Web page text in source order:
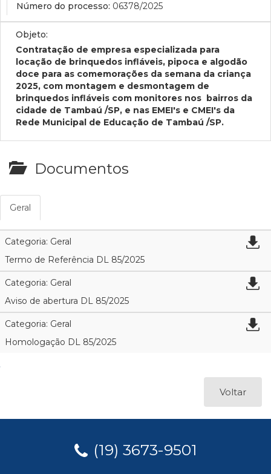
Número do processo: 06378/2025
Objeto:
Contratação de empresa especializada para
locação de brinquedos infláveis, pipoca e algodão
doce para as comemorações da semana da criança
2025, com montagem e desmontagem de
brinquedos infláveis com monitores nos bairros da
cidade de Tambaú /SP, e nas EMEI's e CMEI's da
Rede Municipal de Educação de Tambaú /SP.
Documentos
Geral
Categoria: Geral
Termo de Referência DL 85/2025
Categoria: Geral
Aviso de abertura DL 85/2025
Categoria: Geral
Homologação DL 85/2025
Voltar
(19) 3673-9501